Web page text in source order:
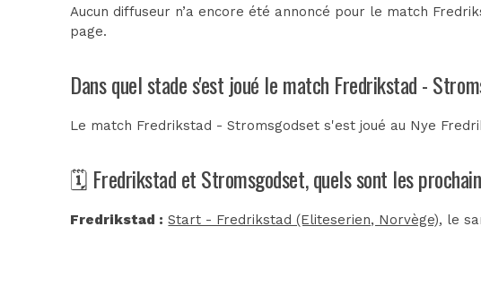
Aucun diffuseur n’a encore été annoncé pour le match
page.
Dans quel stade s'est joué le match Fredrikstad -
Le match Fredrikstad - Stromsgodset s'est joué au Nye
🗓️ Fredrikstad et Stromsgodset, quels sont les
Fredrikstad : Start - Fredrikstad (Eliteserien, Norvège), le